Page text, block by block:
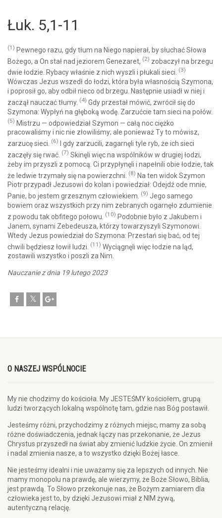
Łuk. 5,1-11
(1) Pewnego razu, gdy tłum na Niego napierał, by słuchać Słowa
Bożego, a On stał nad jeziorem Genezaret, (2) zobaczył na brzegu
dwie łodzie. Rybacy właśnie z nich wyszli i płukali sieci. (3)
Wówczas Jezus wszedł do łodzi, która była własnością Szymona,
i poprosił go, aby odbił nieco od brzegu. Następnie usiadł w niej i
zaczął nauczać tłumy. (4) Gdy przestał mówić, zwrócił się do
Szymona: Wypłyń na głęboką wodę. Zarzućcie tam sieci na połów.
(5) Mistrzu — odpowiedział Szymon — całą noc ciężko
pracowaliśmy i nic nie złowiliśmy; ale ponieważ Ty to mówisz,
zarzucę sieci. (6)
I gdy zarzucili, zagarnęli tyle ryb, że ich sieci
zaczęły się rwać. (7) Skinęli więc na wspólników w drugiej łodzi,
żeby im przyszli z pomocą. Ci przypłynęli i napełnili obie łodzie, tak
że ledwie trzymały się na powierzchni. (8) Na ten widok Szymon
Piotr przypadł Jezusowi do kolan i powiedział: Odejdź ode mnie,
Panie, bo jestem grzesznym człowiekiem. (9) Jego samego
bowiem oraz wszystkich przy nim zebranych ogarnęło zdumienie
z powodu tak obfitego połowu. (10) Podobnie było z Jakubem i
Janem, synami Zebedeusza, którzy towarzyszyli Szymonowi.
Wtedy Jezus powiedział do Szymona: Przestań się bać, od tej
chwili będziesz łowił ludzi. (11) Wyciągnęli więc łodzie na ląd,
zostawili wszystko i poszli za Nim.
Nauczanie z dnia 19 lutego 2023
O NASZEJ WSPÓLNOCIE
My nie chodzimy do kościoła. My JESTEŚMY kościołem, grupą
ludzi tworzących lokalną wspólnotę tam, gdzie nas Bóg postawił.
Jesteśmy różni, przychodzimy z różnych miejsc, mamy za sobą
różne doświadczenia, jednak łączy nas przekonanie, że Jezus
Chrystus przyszedł na świat aby zmienić ludzkie życie. On zmienił
i nadal zmienia nasze, a to wszystko dzięki Bożej łasce.
Nie jesteśmy idealni i nie uważamy się za lepszych od innych. Nie
mamy monopolu na prawdę, ale wierzymy, że Boże Słowo, Biblia,
jest prawdą. To Słowo przekonuje nas, że Bożym zamiarem dla
człowieka jest to, by dzięki Jezusowi miał z NIM żywą,
autentyczną relację.